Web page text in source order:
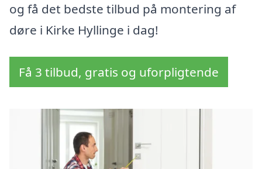
og få det bedste tilbud på montering af
døre i Kirke Hyllinge i dag!
Få 3 tilbud, gratis og uforpligtende